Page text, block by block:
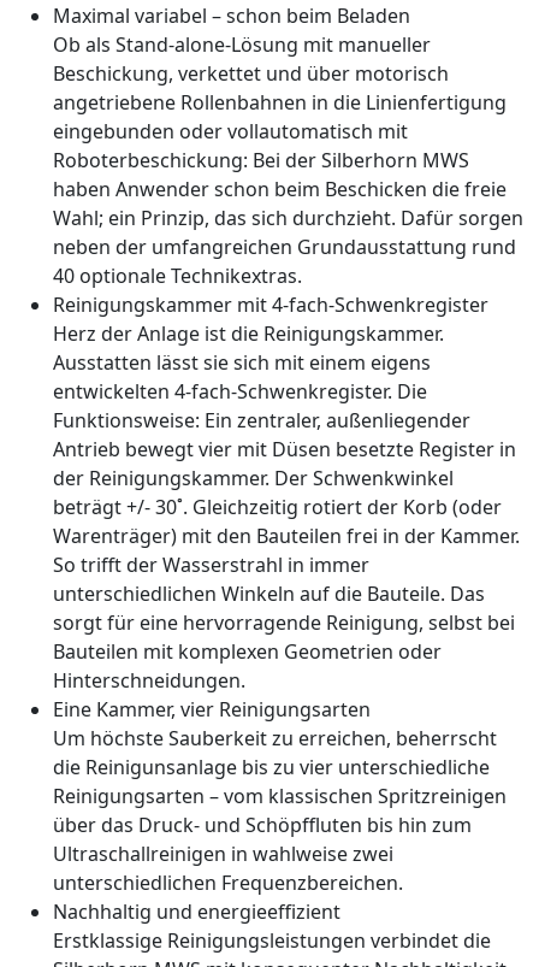
Maximal variabel – schon beim Beladen
Ob als Stand-alone-Lösung mit manueller
Beschickung, verkettet und über motorisch
angetriebene Rollenbahnen in die Linienfertigung
eingebunden oder vollautomatisch mit
Roboterbeschickung: Bei der Silberhorn MWS
haben Anwender schon beim Beschicken die freie
Wahl; ein ­Prinzip, das sich durchzieht. Dafür sorgen
neben der umfangreichen Grundausstattung rund
40 optionale Technikextras.
Reinigungskammer mit 4-fach-Schwenkregister
Herz der Anlage ist die Reinigungskammer.
Ausstatten lässt sie sich mit einem eigens
entwickelten 4-fach-Schwenkregister. Die
Funktionsweise: Ein zentraler, außenliegender
Antrieb bewegt vier mit Düsen besetzte Register in
der Reinigungskammer. Der Schwenkwinkel
beträgt +/- 30˚. Gleichzeitig rotiert der Korb (oder
Warenträger) mit den Bauteilen frei in der Kammer.
So trifft der Wasserstrahl in immer
unterschiedlichen Winkeln auf die Bauteile. Das
sorgt für eine hervorragende Reinigung, selbst bei
Bauteilen mit komplexen Geometrien oder
Hinterschneidungen.
Eine Kammer, vier Reinigungsarten
Um höchste Sauberkeit zu erreichen, beherrscht
die Reinigunsanlage bis zu vier unterschiedliche
Reinigungsarten – vom klassischen Spritzreinigen
über das Druck- und Schöpffluten bis hin zum
Ultraschallreinigen in wahlweise zwei
unterschiedlichen Frequenzbereichen.
Nachhaltig und energieeffizient
Erstklassige Reinigungsleistungen verbindet die